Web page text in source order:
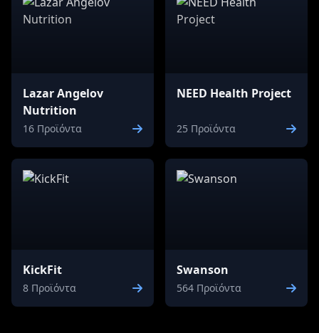
Lazar Angelov
Nutrition
16 Προϊόντα
NEED Health Project
25 Προϊόντα
KickFit
8 Προϊόντα
Swanson
564 Προϊόντα